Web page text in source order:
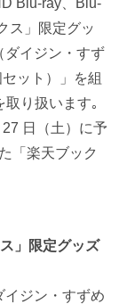
ス」限定グッ
ダイジン・すず
ット）」を組
り扱います｡
日（土）に予
「楽天ブック
」限定グッズ
イジン・すずめ